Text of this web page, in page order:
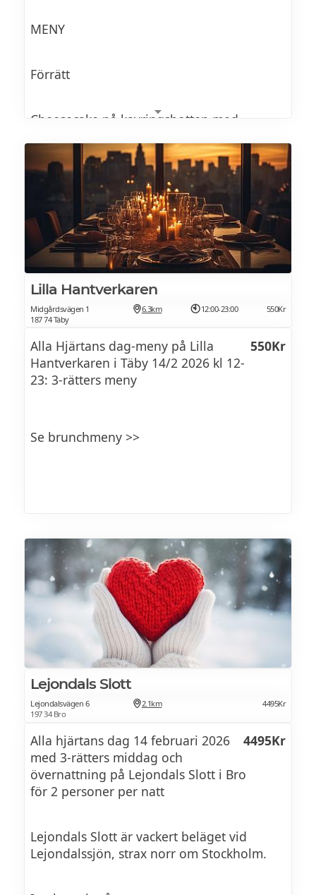
jorgubbscoulis, karamelliserad vit choklad
MENY
Förrätt
Cheesecake på kavringsbotten med
Pilgrimsmusslor med äppelmajonnäs,
citronfänkål och rostade hasselnötter
Rödbetscarpaccio med parmesan och
balsamico samt pinjenötter
Smörstekt hälleflundra med beurre blanc,
Oxfilé med rotsellerikräm, ingefärsinlagda
Dessert
Champagnesorbet med marinerade
jordgubbar, våffla med choklad
Vaniljpannacotta med karamell och bär
Lilla Hantverkaren
Midgårdsvägen 1
187 74 Täby
6.3km 12:00-23:00 550Kr
Alla Hjärtans dag-meny på Lilla
Hantverkaren i Täby 14/2 2026 kl 12-
23: 3-rätters meny
550Kr
Se brunchmeny >>
Lejondals Slott
Lejondalsvägen 6
197 34 Bro
2.1km 4495Kr
Alla hjärtans dag 14 februari 2026
med 3-rätters middag och
övernattning på Lejondals Slott i Bro
för 2 personer per natt
4495Kr
Lejondals Slott är vackert beläget vid
Lejondalssjön, strax norr om Stockholm.